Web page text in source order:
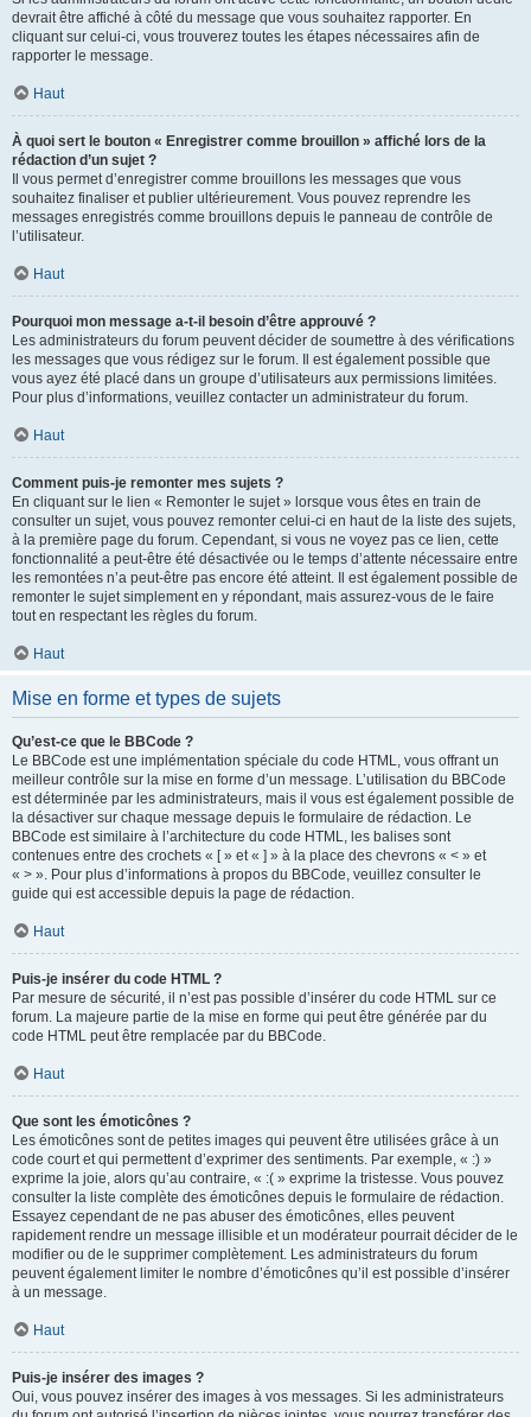
devrait être affiché à côté du message que vous souhaitez rapporter. En
cliquant sur celui-ci, vous trouverez toutes les étapes nécessaires afin de
rapporter le message.
Haut
À quoi sert le bouton « Enregistrer comme brouillon » affiché lors de la
rédaction d’un sujet ?
Il vous permet d’enregistrer comme brouillons les messages que vous
souhaitez finaliser et publier ultérieurement. Vous pouvez reprendre les
messages enregistrés comme brouillons depuis le panneau de contrôle de
l’utilisateur.
Haut
Pourquoi mon message a-t-il besoin d’être approuvé ?
Les administrateurs du forum peuvent décider de soumettre à des vérifications
les messages que vous rédigez sur le forum. Il est également possible que
vous ayez été placé dans un groupe d’utilisateurs aux permissions limitées.
Pour plus d’informations, veuillez contacter un administrateur du forum.
Haut
Comment puis-je remonter mes sujets ?
En cliquant sur le lien « Remonter le sujet » lorsque vous êtes en train de
consulter un sujet, vous pouvez remonter celui-ci en haut de la liste des sujets,
à la première page du forum. Cependant, si vous ne voyez pas ce lien, cette
fonctionnalité a peut-être été désactivée ou le temps d’attente nécessaire entre
les remontées n’a peut-être pas encore été atteint. Il est également possible de
remonter le sujet simplement en y répondant, mais assurez-vous de le faire
tout en respectant les règles du forum.
Haut
Mise en forme et types de sujets
Qu’est-ce que le BBCode ?
Le BBCode est une implémentation spéciale du code HTML, vous offrant un
meilleur contrôle sur la mise en forme d’un message. L’utilisation du BBCode
est déterminée par les administrateurs, mais il vous est également possible de
la désactiver sur chaque message depuis le formulaire de rédaction. Le
BBCode est similaire à l’architecture du code HTML, les balises sont
contenues entre des crochets « [ » et « ] » à la place des chevrons « < » et
« > ». Pour plus d’informations à propos du BBCode, veuillez consulter le
guide qui est accessible depuis la page de rédaction.
Haut
Puis-je insérer du code HTML ?
Par mesure de sécurité, il n’est pas possible d’insérer du code HTML sur ce
forum. La majeure partie de la mise en forme qui peut être générée par du
code HTML peut être remplacée par du BBCode.
Haut
Que sont les émoticônes ?
Les émoticônes sont de petites images qui peuvent être utilisées grâce à un
code court et qui permettent d’exprimer des sentiments. Par exemple, « :) »
exprime la joie, alors qu’au contraire, « :( » exprime la tristesse. Vous pouvez
consulter la liste complète des émoticônes depuis le formulaire de rédaction.
Essayez cependant de ne pas abuser des émoticônes, elles peuvent
rapidement rendre un message illisible et un modérateur pourrait décider de le
modifier ou de le supprimer complètement. Les administrateurs du forum
peuvent également limiter le nombre d’émoticônes qu’il est possible d’insérer
à un message.
Haut
Puis-je insérer des images ?
Oui, vous pouvez insérer des images à vos messages. Si les administrateurs